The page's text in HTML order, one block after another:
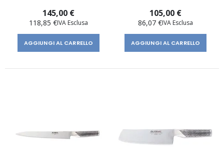
145,00 €
118,85 €
AGGIUNGI AL CARRELLO
105,00 €
86,07 €
AGGIUNGI AL CARRELLO